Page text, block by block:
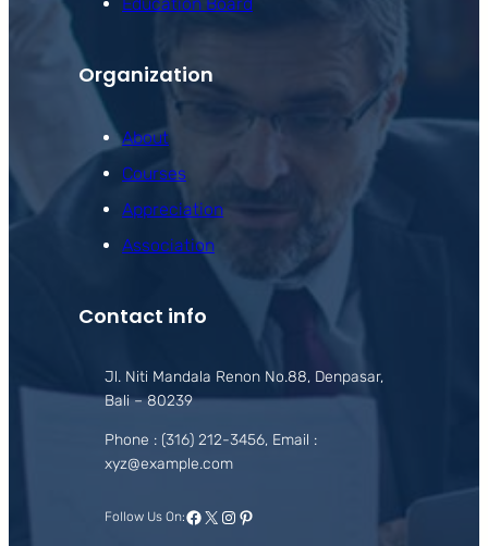
Organization
About
Courses
Appreciation
Association
Contact info
Jl. Niti Mandala Renon No.88, Denpasar,
Bali – 80239
Phone : (316) 212-3456, Email :
xyz@example.com
Follow Us On:Facebook
X Instagram
Pinterest